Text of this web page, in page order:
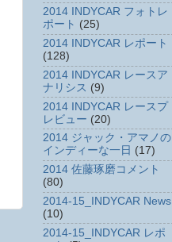
2014 INDYCAR フォトレ
ポート (25)
2014 INDYCAR レポート
(128)
2014 INDYCAR レースア
ナリシス (9)
2014 INDYCAR レースプ
レビュー (20)
2014 ジャック・アマノの
インディーな一日 (17)
2014 佐藤琢磨コメント
(80)
2014-15_INDYCAR News
(10)
2014-15_INDYCAR レポ